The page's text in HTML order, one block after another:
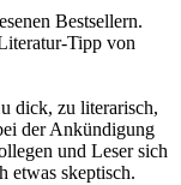
Bestsellern.
Tipp von
dick, zu literarisch,
der Ankündigung
und Leser sich
etwas skeptisch.